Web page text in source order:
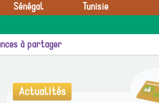
Sénégal Tunisie
à partager
Actualités